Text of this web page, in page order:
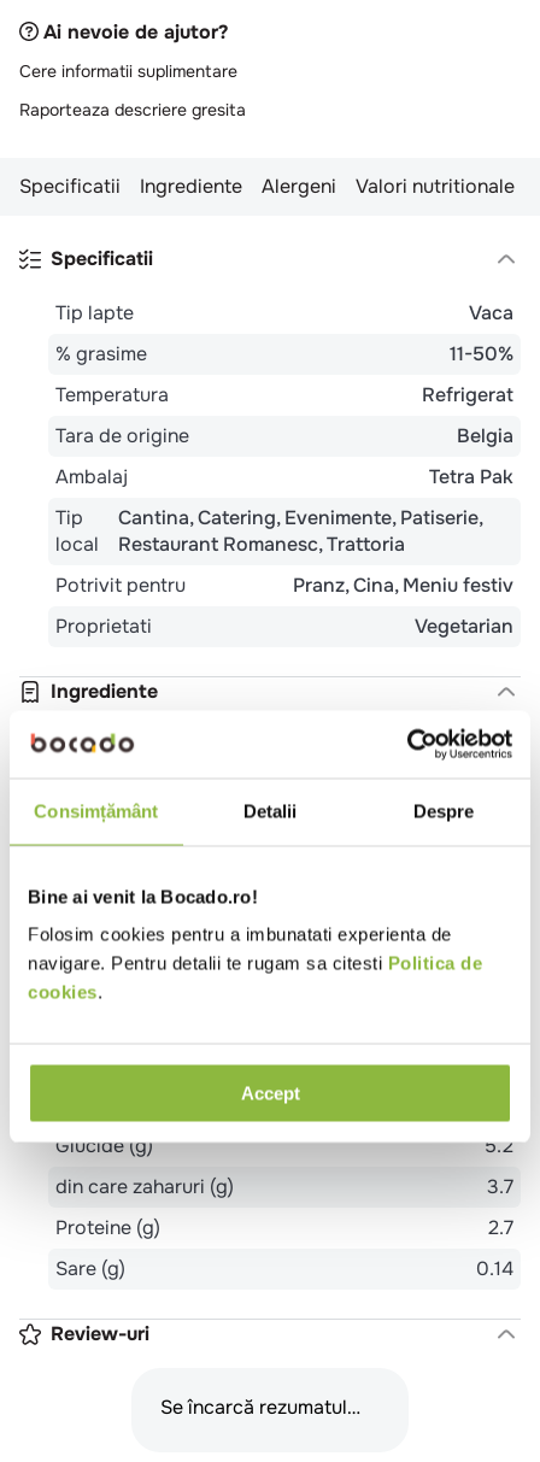
Consimțământ Detalii Despre
Bine ai venit la Bocado.ro!
Folosim cookies pentru a imbunatati experienta de
navigare. Pentru detalii te rugam sa citesti Politica de
cookies.
Accept
Ai nevoie de ajutor?
Cere informatii suplimentare
Raporteaza descriere gresita
Specificatii Ingrediente Alergeni Valori nutritionale
Specificatii
Tip lapte
Vaca
% grasime
11-50%
Temperatura
Refrigerat
Tara de origine
Belgia
Ambalaj
Tetra Pak
Tip
local
Cantina Catering Evenimente Patiserie
Restaurant Romanesc Trattoria
Potrivit pentru
Pranz Cina Meniu festiv
Proprietati
Vegetarian
Ingrediente
SMANTANA ultrapasteurizata cu 20.4 % grasime,
amidon modificat din porumb, stabilizatori: E466
Alergeni
Valori nutritionale 100g
Valoare energetica (kj)
Grasimi (g)
20.2
din care acizi grasi saturati (g)
Glucide (g)
5.2
din care zaharuri (g)
3.7
Proteine (g)
2.7
Sare (g)
0.14
Review-uri
Se încarcă rezumatul…